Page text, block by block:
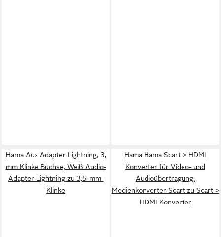
Hama Aux Adapter Lightning, 3,
mm Klinke Buchse, Weiß Audio-
Adapter Lightning zu 3,5-mm-
Klinke
Hama Hama Scart > HDMI
Konverter für Video- und
Audioübertragung.
Medienkonverter Scart zu Scart >
HDMI Konverter